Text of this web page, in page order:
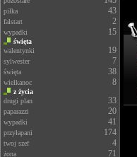
piłka 43
falstart 2
wypadki 15
święta
walentynki
19
sylwester 7
święta 38
wielkanoc 8
z życia
drugi plan
33
paparazzi 20
wypadki 41
przyłapani 174
twoj szef 4
żona 71